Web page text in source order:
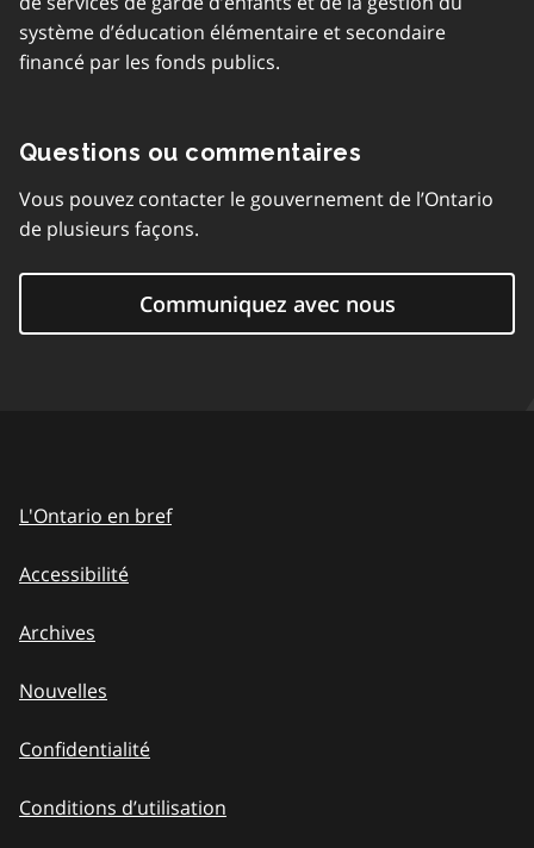
système d’éducation élémentaire et secondaire
financé par les fonds publics.
Questions ou commentaires
Vous pouvez contacter le gouvernement de l’Ontario
de plusieurs façons.
Communiquez avec nous
L'Ontario en bref
Accessibilité
Archives
Nouvelles
Confidentialité
Conditions d’utilisation